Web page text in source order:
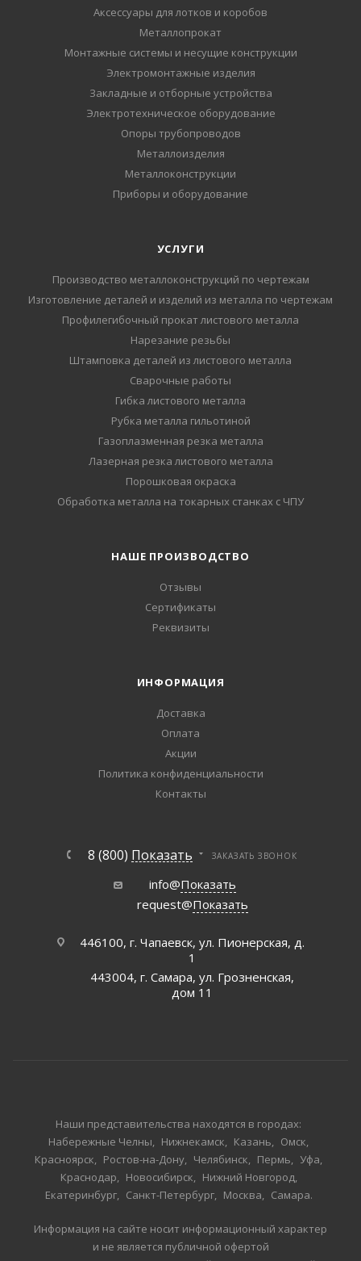
Аксессуары для лотков и коробов
Металлопрокат
Монтажные системы и несущие конструкции
Электромонтажные изделия
Закладные и отборные устройства
Электротехническое оборудование
Опоры трубопроводов
Металлоизделия
Металлоконструкции
Приборы и оборудование
УСЛУГИ
Производство металлоконструкций по чертежам
Изготовление деталей и изделий из металла по чертежам
Профилегибочный прокат листового металла
Нарезание резьбы
Штамповка деталей из листового металла
Сварочные работы
Гибка листового металла
Рубка металла гильотиной
Газоплазменная резка металла
Лазерная резка листового металла
Порошковая окраска
Обработка металла на токарных станках с ЧПУ
НАШЕ ПРОИЗВОДСТВО
Отзывы
Сертификаты
Реквизиты
ИНФОРМАЦИЯ
Доставка
Оплата
Акции
Политика конфиденциальности
Контакты
8 (800) Показать ЗАКАЗАТЬ ЗВОНОК
info@Показать
request@Показать
446100, г. Чапаевск, ул. Пионерская, д.
1
443004, г. Самара, ул. Грозненская,
дом 11
Наши представительства находятся в городах:
Набережные Челны
Нижнекамск Казань
Омск
Красноярск
Ростов-на-Дону Челябинск Пермь
Уфа
Краснодар
Новосибирск
Нижний Новгород
Екатеринбург
Санкт-Петербург Москва Самара
Информация на сайте носит информационный характер
и не является публичной офертой